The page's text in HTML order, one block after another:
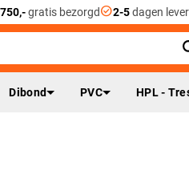
gratis bezorgdcheck_circle2-5dagen
Dibond PVC HPL -